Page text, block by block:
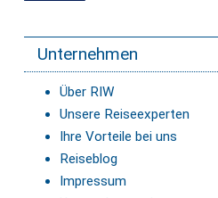
Unternehmen
Über RIW
Unsere Reiseexperten
Ihre Vorteile bei uns
Reiseblog
Impressum